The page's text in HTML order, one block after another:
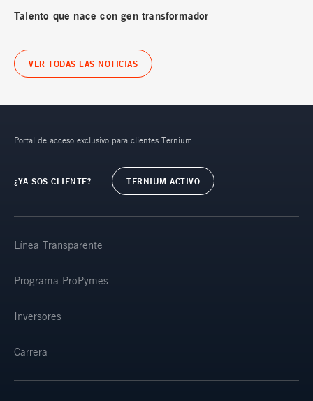
Talento que nace con gen transformador
VER TODAS LAS NOTICIAS
Portal de acceso exclusivo para clientes Ternium.
¿YA SOS CLIENTE? TERNIUM ACTIVO
Línea Transparente
Programa ProPymes
Inversores
Carrera